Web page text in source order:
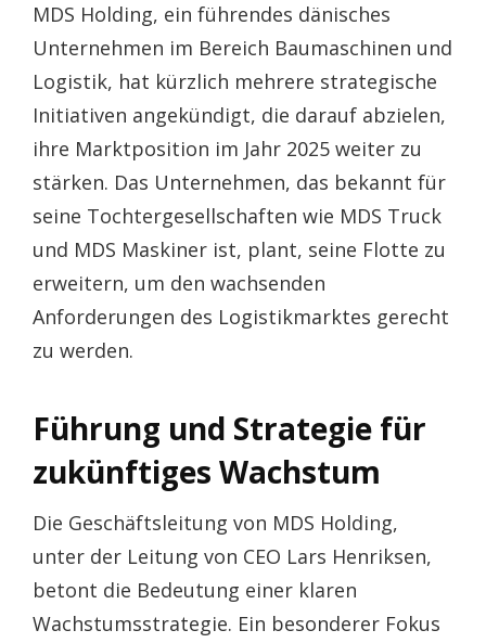
MDS Holding, ein führendes dänisches
Unternehmen im Bereich Baumaschinen und
Logistik, hat kürzlich mehrere strategische
Initiativen angekündigt, die darauf abzielen,
ihre Marktposition im Jahr 2025 weiter zu
stärken. Das Unternehmen, das bekannt für
seine Tochtergesellschaften wie MDS Truck
und MDS Maskiner ist, plant, seine Flotte zu
erweitern, um den wachsenden
Anforderungen des Logistikmarktes gerecht
zu werden.
Führung und Strategie für
zukünftiges Wachstum
Die Geschäftsleitung von MDS Holding,
unter der Leitung von CEO Lars Henriksen,
betont die Bedeutung einer klaren
Wachstumsstrategie. Ein besonderer Fokus